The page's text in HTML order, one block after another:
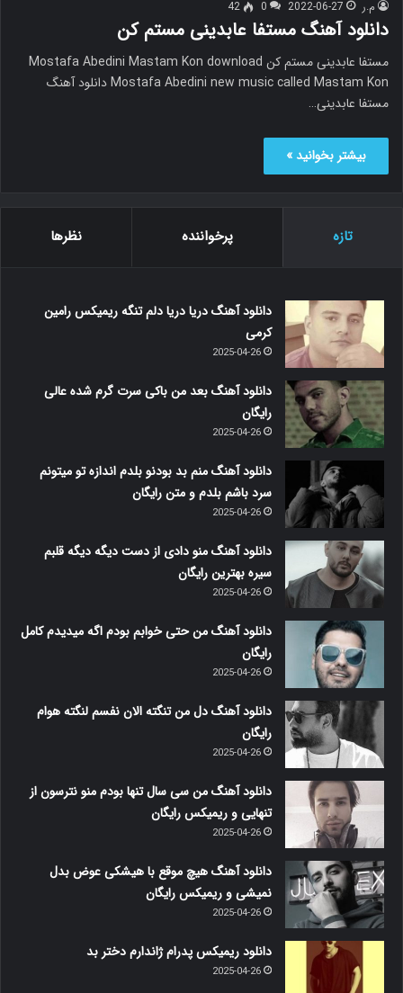
م.ر 2022-06-27
0
42
دانلود آهنگ مستفا عابدینی مستم کن
مستفا عابدینی مستم کن Mostafa Abedini Mastam Kon download
Mostafa Abedini new music called Mastam Kon دانلود آهنگ
مستفا عابدینی…
بیشتر بخوانید »
تازه پرخواننده نظرها
دانلود آهنگ دریا دریا دلم تنگه ریمیکس رامین
کرمی
2025-04-26
دانلود آهنگ بعد من باکی سرت گرم شده عالی
رایگان
2025-04-26
دانلود آهنگ منم بد بودنو بلدم اندازه تو میتونم
سرد باشم بلدم و متن رایگان
2025-04-26
دانلود آهنگ منو دادی از دست دیگه دیگه قلبم
سیره بهترین رایگان
2025-04-26
دانلود آهنگ من حتی خوابم بودم اگه میدیدم کامل
رایگان
2025-04-26
دانلود آهنگ دل من تنگته الان نفسم لنگته هوام
رایگان
2025-04-26
دانلود آهنگ من سی سال تنها بودم منو نترسون از
تنهایی و ریمیکس رایگان
2025-04-26
دانلود آهنگ هیچ موقع با هیشکی عوض بدل
نمیشی و ریمیکس رایگان
2025-04-26
دانلود ریمیکس پدرام ژاندارم دختر بد
2025-04-26